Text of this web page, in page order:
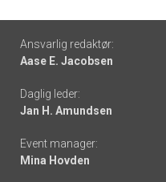
Footer
-
links
Ansvarlig redaktør:
Aase E. Jacobsen
Daglig leder:
Jan H. Amundsen
Event manager:
Mina Hovden